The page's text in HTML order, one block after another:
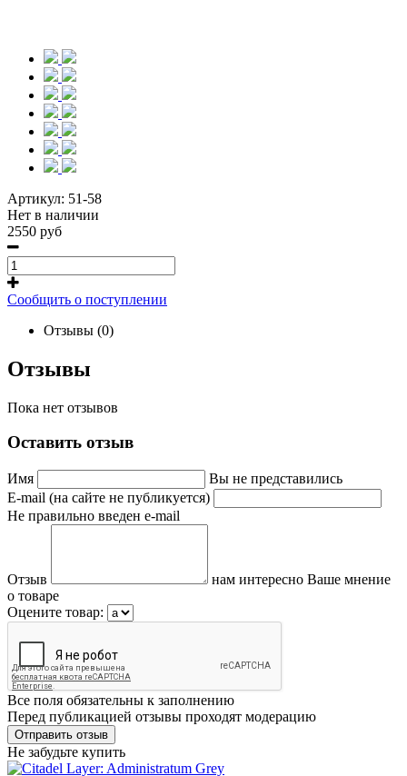
Артикул: 51-58
Нет в наличии
2550 руб
Сообщить о поступлении
Отзывы (0)
Отзывы
Пока нет отзывов
Оставить отзыв
Имя
Вы не представились
E-mail (на сайте не публикуется)
Не правильно введен e-mail
Отзыв
нам интересно Ваше мнение
о товаре
Оцените товар:
Все поля обязательны к заполнению
Перед публикацией отзывы проходят модерацию
Не забудьте купить